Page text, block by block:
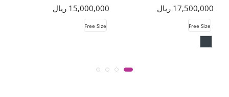
17,500,000 ریال
Free Size
15,000,000 ریال
Free Size